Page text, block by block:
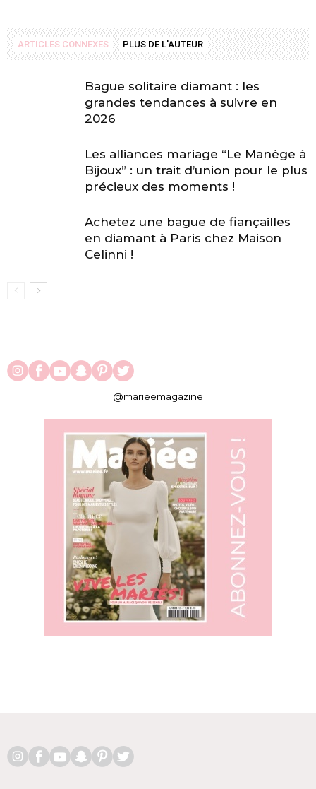
ARTICLES CONNEXES PLUS DE L'AUTEUR
Bague solitaire diamant : les
grandes tendances à suivre en
2026
Les alliances mariage “Le Manège à
Bijoux” : un trait d’union pour le plus
précieux des moments !
Achetez une bague de fiançailles
en diamant à Paris chez Maison
Celinni !
@marieemagazine